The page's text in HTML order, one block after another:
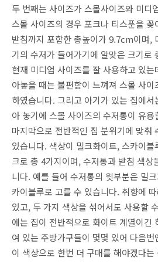
두 번째는 사이즈가 스몰사이즈와 미디
스몰 사이즈의 경우 포크나 티스푼을
받침까지 포함한 총높이가 9.7cm이며,
기의 수저가 들어가기에 알맞은 크기로
현재 미디엄 사이즈를 잘 사용하고 있
아놓을 때는 불편함이 느껴져 스몰 사
하였습니다. 그리고 아기가 있는 집에
아 놓기에 스몰 사이즈의 수저통이 유용
마지막으로 전반적인 집 분위기에 맞춰
있습니다. 색상이 밀크화이트, 스카이
크로 총 4가지이며, 수저통과 받침 색상
니다. 예를 들어 수저통의 윗부분은 밀
카이블루로 고를 수 있습니다. 취향에
있고, 두 가지 색상을 섞어서도 사용할
에는 집이 전반적으로 화이트 계열이긴
여 있는 주방가구들이 몇몇 있어 다음
이 색상으로 한번 더 구매를 해야겠다